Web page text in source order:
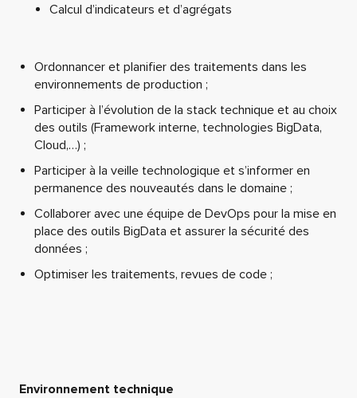
Calcul d’indicateurs et d’agrégats
Ordonnancer et planifier des traitements dans les
environnements de production ;
Participer à l’évolution de la stack technique et au choix
des outils (Framework interne, technologies BigData,
Cloud,…) ;
Participer à la veille technologique et s’informer en
permanence des nouveautés dans le domaine ;
Collaborer avec une équipe de DevOps pour la mise en
place des outils BigData et assurer la sécurité des
données ;
Optimiser les traitements, revues de code ;
Environnement technique